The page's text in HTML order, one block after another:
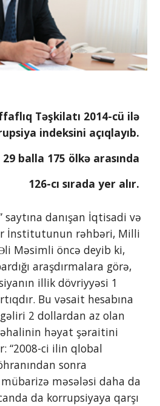
Təşkilatı 2014-cü ilə
indeksini açıqlayıb.
balla 175 ölkə arasında
126-cı sırada yer alır.
İnstitutunun rəhbəri, Milli
Məsimli öncə deyib ki,
araşdırmalara görə,
illik dövriyyəsi 1
Bu vəsait hesabına
2 dollardan az olan
həyat şəraitini
“2008-ci ilin qlobal
sonra
məsələsi daha da
da korrupsiyaya qarşı